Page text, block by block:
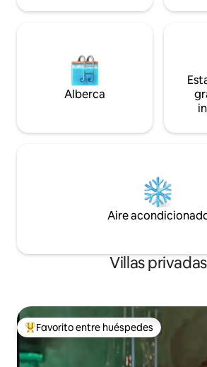
Alberca
Aire
Villas privadas
De los mejores en Favorito entre
Favorito entre huéspedes